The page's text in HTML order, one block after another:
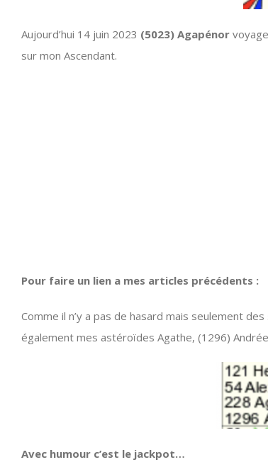
Aujourd’hui 14 juin 2023 (5023) Agapénor
sur mon Ascendant.
Pour faire un lien a mes articles précédents :
Comme il n’y a pas de hasard mais seulement
également mes astéroïdes Agathe, (1296)
Avec humour c’est le jackpot…